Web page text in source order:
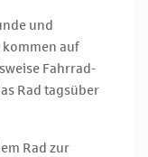
und
kommen auf
Fahrrad-
Rad tagsüber
Rad zur